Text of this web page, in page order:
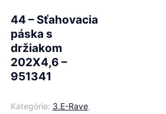
44 – Sťahovacia
páska s
držiakom
202X4,6 –
951341
Kategórie: 3.E-Rave,